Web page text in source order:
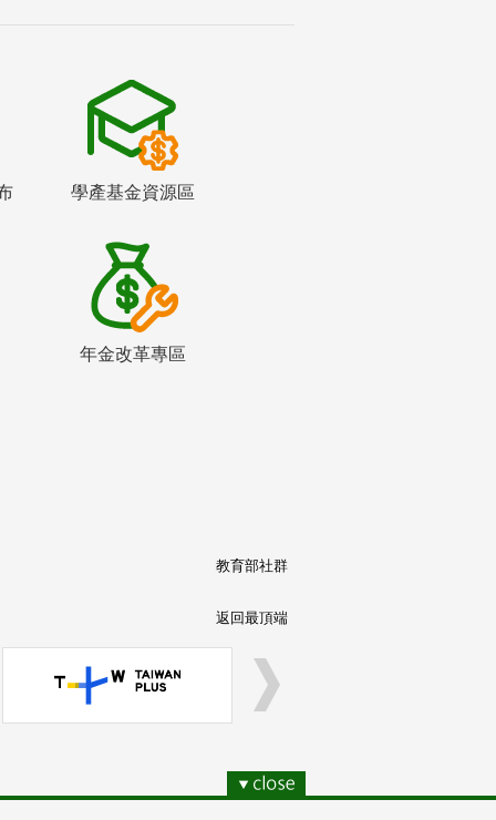
學產基金資源區
年金改革專區
教育部社群
返回最頂端